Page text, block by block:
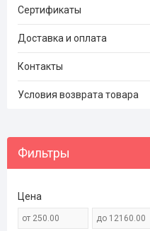
Сертификаты
Доставка и оплата
Контакты
Условия возврата товара
Фильтры
Цена